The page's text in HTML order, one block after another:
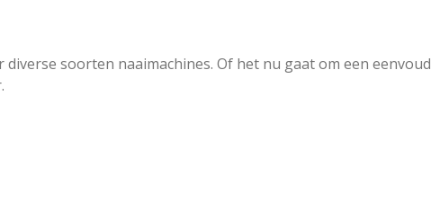
soorten naaimachines. Of het nu gaat om een